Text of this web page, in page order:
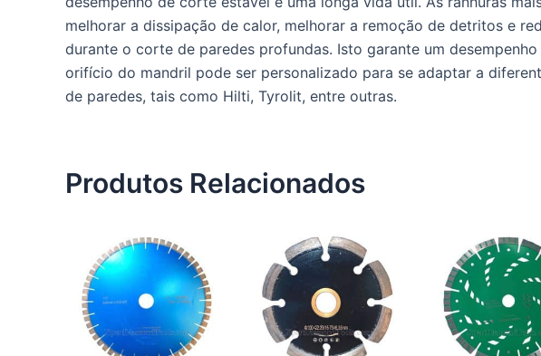
melhorar a dissipação de calor, melhorar a remoção de detritos e
durante o corte de paredes profundas. Isto garante um
orifício do mandril pode ser personalizado para se adaptar a
de paredes, tais como Hilti, Tyrolit, entre outras.
Produtos Relacionados